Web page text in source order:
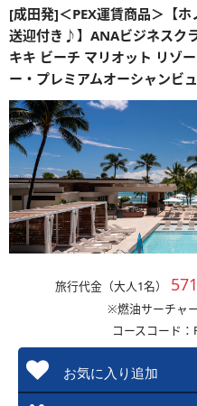
[成田発]＜PEX運賃商品＞【
送迎付き♪】ANAビジネスク
キキ ビーチ マリオット リゾ
ー・プレミアムオーシャンビ
旅行代金（大人1名）
※燃油サーチャ
コースコード
お気に入り追加